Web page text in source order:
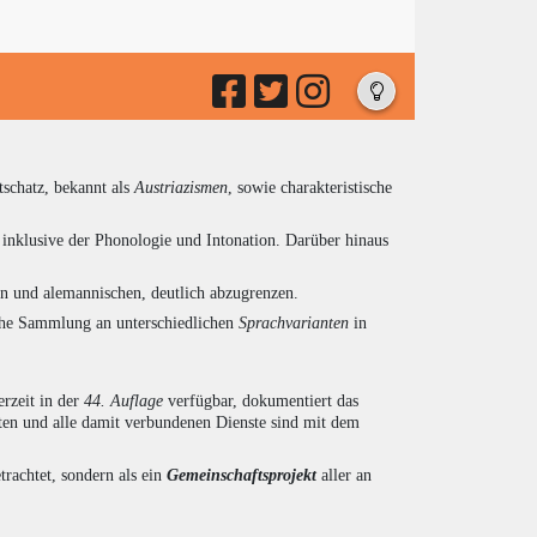
bekannt alsAustriazismen, sowie charakteristische
der Phonologie und Intonation. Darüber hinaus
und alemannischen, deutlich abzugrenzen.
Sammlung an unterschiedlichen Sprachvarianten in
in der 44. Auflage verfügbar, dokumentiert das
und alle damit verbundenen Dienste sind mit dem
sondern als ein Gemeinschaftsprojektaller an